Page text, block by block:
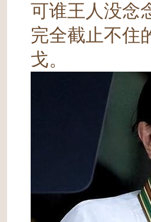
可谁王人没念
完全截止不住
戈。